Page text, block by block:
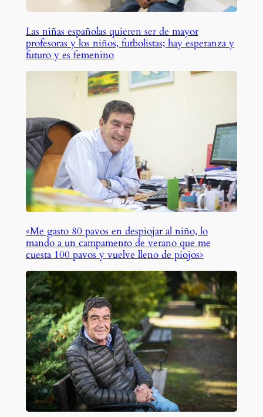
Las niñas españolas quieren ser de mayor
profesoras y los niños, futbolistas; hay esperanza y
futuro y es femenino
«Me gasto 80 pavos en despiojar al niño, lo
mando a un campamento de verano que me
cuesta 100 pavos y vuelve lleno de piojos»